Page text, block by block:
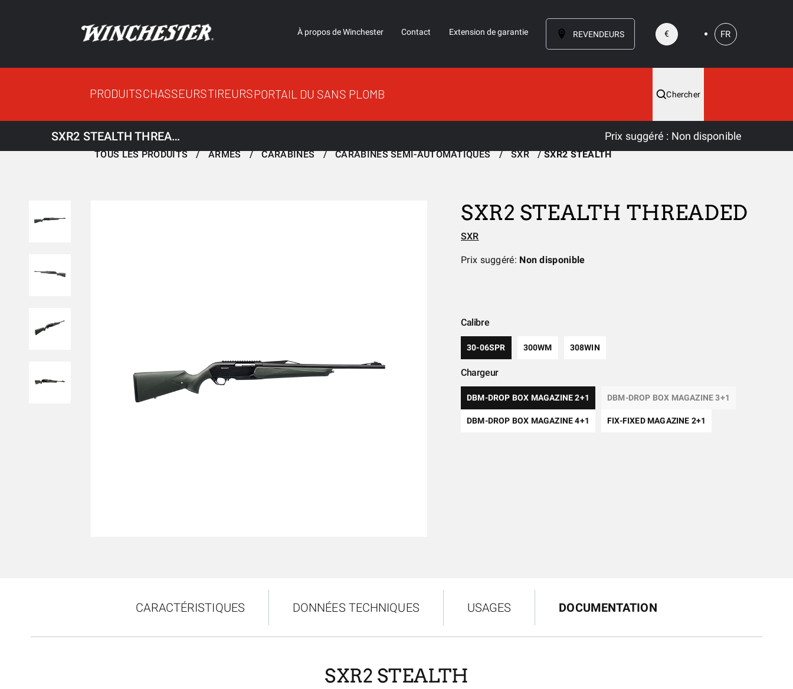
À propos de Winchester Contact Extension de garantie REVENDEURS € FR
PRODUITSCHASSEURSTIREURSPORTAIL DU SANS PLOMB Chercher
TOUS LES PRODUITS ARMES CARABINES CARABINES SEMI-AUTOMATIQUES SXR SXR2 STEALTH
SXR2 STEALTH THREADED
SXR
Prix suggéré: Non disponible
Calibre
30-06SPR 300WM 308WIN
Chargeur
DBM-DROP BOX MAGAZINE 2+1 DBM-DROP BOX MAGAZINE 3+1
DBM-DROP BOX MAGAZINE 4+1 FIX-FIXED MAGAZINE 2+1
SXR2 STEALTH THREADED Prix suggéré : Non disponible
CARACTÉRISTIQUES DONNÉES TECHNIQUES USAGES DOCUMENTATION
SXR2 STEALTH